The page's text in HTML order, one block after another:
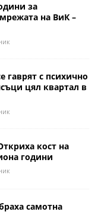
за
на ВиК –
гаврят с психично
цял квартал в
кост на
години
самотна